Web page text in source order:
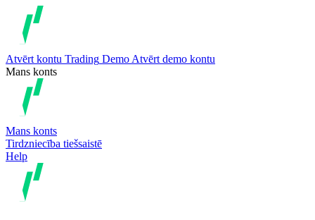
Atvērt kontu Trading Demo Atvērt demo kontu
Mans konts
Mans konts
Tirdzniecība tiešsaistē
Help